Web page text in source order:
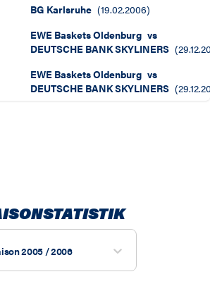
BG Karlsruhe (19.02.2006)
EWE Baskets Oldenburg vs
DEUTSCHE BANK SKYLINERS (
EWE Baskets Oldenburg vs
DEUTSCHE BANK SKYLINERS (
2005 / 2006